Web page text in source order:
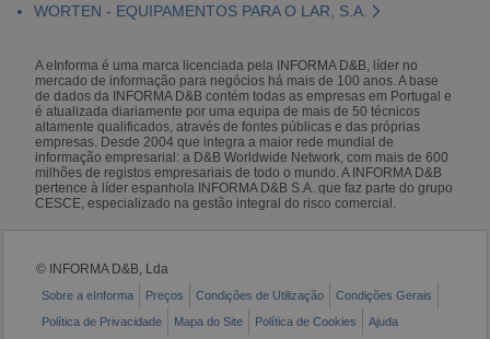
WORTEN - EQUIPAMENTOS PARA O LAR, S.A.
A eInforma é uma marca licenciada pela INFORMA D&B, líder no
mercado de informação para negócios há mais de 100 anos. A base
de dados da INFORMA D&B contém todas as empresas em Portugal e
é atualizada diariamente por uma equipa de mais de 50 técnicos
altamente qualificados, através de fontes públicas e das próprias
empresas. Desde 2004 que integra a maior rede mundial de
informação empresarial: a D&B Worldwide Network, com mais de 600
milhões de registos empresariais de todo o mundo. A INFORMA D&B
pertence à líder espanhola INFORMA D&B S.A. que faz parte do grupo
CESCE, especializado na gestão integral do risco comercial.
© INFORMA D&B, Lda
Sobre a eInforma Preços Condições de Utilização
Condições Gerais
Política de Privacidade
Mapa do Site Política de Cookies Ajuda